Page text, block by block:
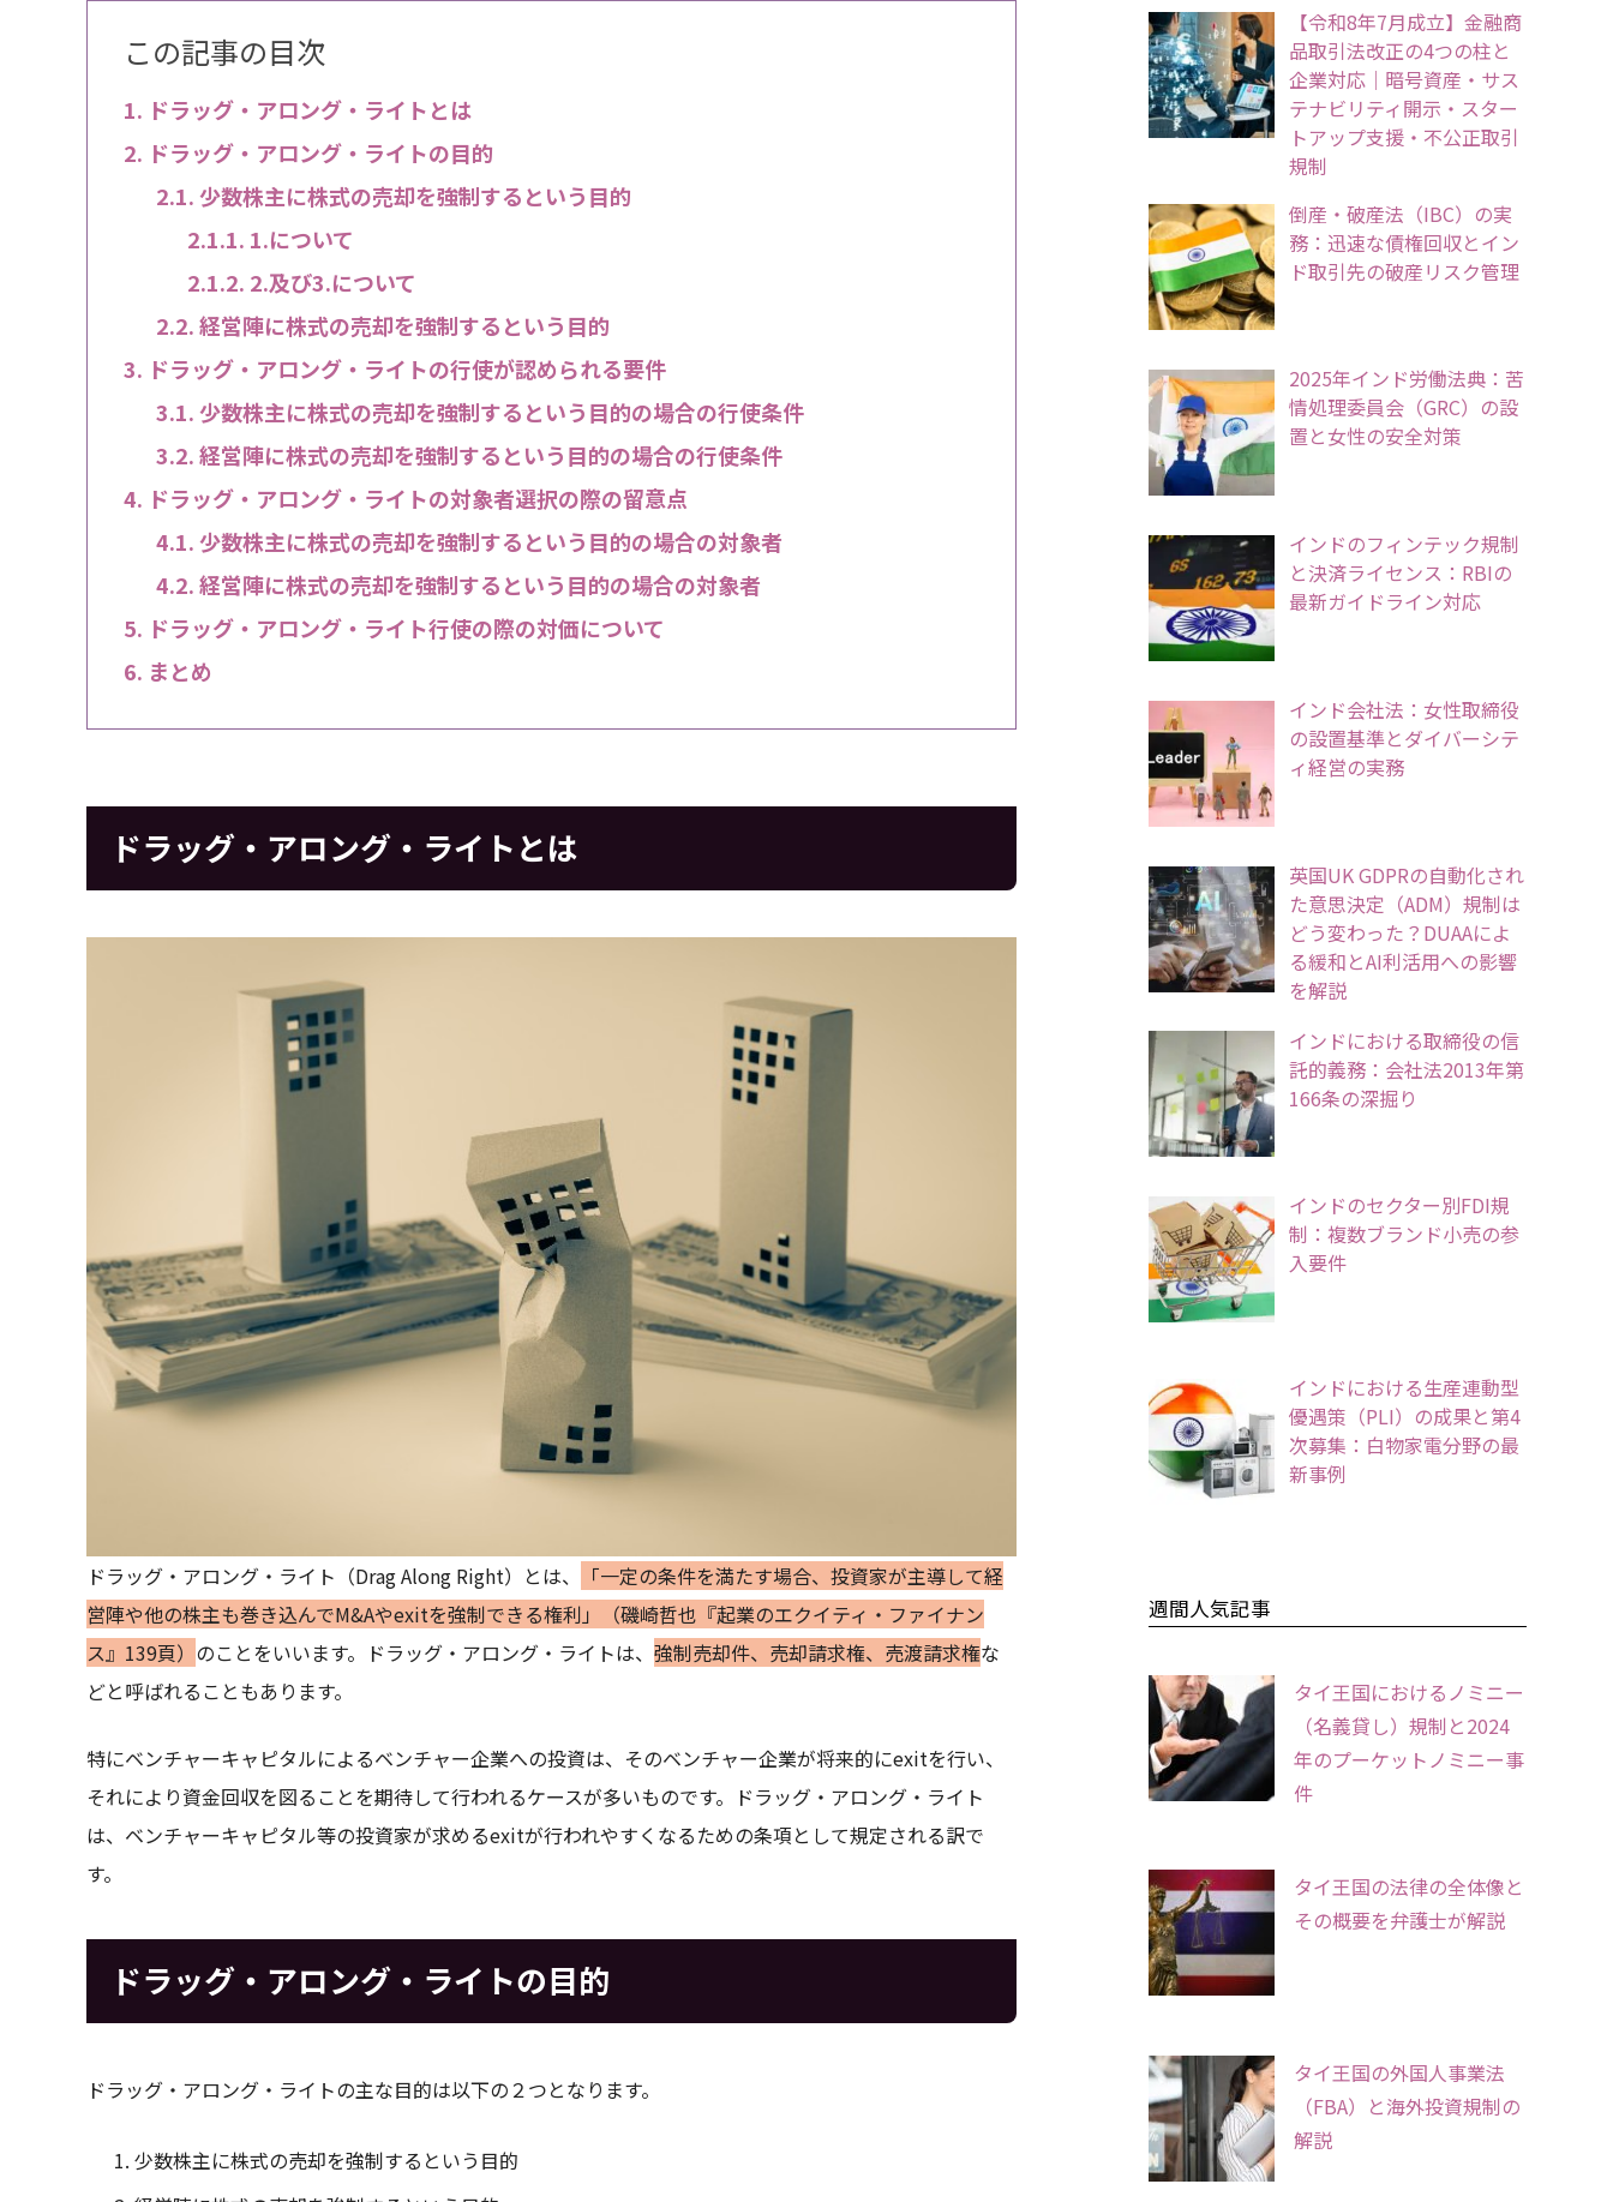
この記事の目次
ドラッグ・アロング・ライトとは
ドラッグ・アロング・ライトの目的
少数株主に株式の売却を強制するという目的
1.について
2.及び3.について
経営陣に株式の売却を強制するという目的
ドラッグ・アロング・ライトの行使が認められる要件
少数株主に株式の売却を強制するという目的の場合の行使条件
経営陣に株式の売却を強制するという目的の場合の行使条件
ドラッグ・アロング・ライトの対象者選択の際の留意点
少数株主に株式の売却を強制するという目的の場合の対象者
経営陣に株式の売却を強制するという目的の場合の対象者
ドラッグ・アロング・ライト行使の際の対価について
まとめ
ドラッグ・アロング・ライトとは
ドラッグ・アロング・ライト（Drag Along Right）とは、
「一定の条件を満たす場合、投資家が主導して経
営陣や他の株主も巻き込んでM&Aやexitを強制できる権利」（磯崎哲也『起業のエクイティ・ファイナン
ス』139頁） のことをいいます。ドラッグ・アロング・ライトは、 強制売却件、売却請求権、売渡請求権な
どと呼ばれることもあります。
特にベンチャーキャピタルによるベンチャー企業への投資は、そのベンチャー企業が将来的にexitを行い、
それにより資金回収を図ることを期待して行われるケースが多いものです。ドラッグ・アロング・ライト
は、ベンチャーキャピタル等の投資家が求めるexitが行われやすくなるための条項として規定される訳で
す。
ドラッグ・アロング・ライトの目的
ドラッグ・アロング・ライトの主な目的は以下の２つとなります。
少数株主に株式の売却を強制するという目的
【令和8年7月成立】金融商
品取引法改正の4つの柱と
企業対応｜暗号資産・サス
テナビリティ開示・スター
トアップ支援・不公正取引
規制
倒産・破産法（IBC）の実
務：迅速な債権回収とイン
ド取引先の破産リスク管理
2025年インド労働法典：苦
情処理委員会（GRC）の設
置と女性の安全対策
インドのフィンテック規制
と決済ライセンス：RBIの
最新ガイドライン対応
インド会社法：女性取締役
の設置基準とダイバーシテ
ィ経営の実務
英国UK GDPRの自動化され
た意思決定（ADM）規制は
どう変わった？DUAAによ
る緩和とAI利活用への影響
を解説
インドにおける取締役の信
託的義務：会社法2013年第
166条の深掘り
インドのセクター別FDI規
制：複数ブランド小売の参
入要件
インドにおける生産連動型
優遇策（PLI）の成果と第4
次募集：白物家電分野の最
新事例
週間人気記事
タイ王国におけるノミニー
（名義貸し）規制と2024
年のプーケットノミニー事
件
タイ王国の法律の全体像と
その概要を弁護士が解説
タイ王国の外国人事業法
（FBA）と海外投資規制の
解説